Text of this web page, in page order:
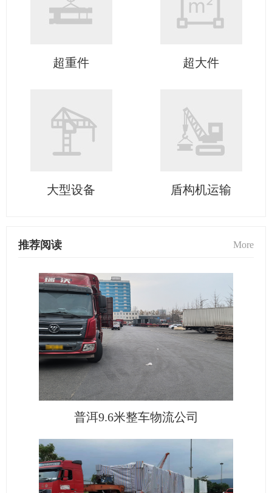
超重件 超大件
大型设备 盾构机运输
推荐阅读 More
普洱9.6米整车物流公司